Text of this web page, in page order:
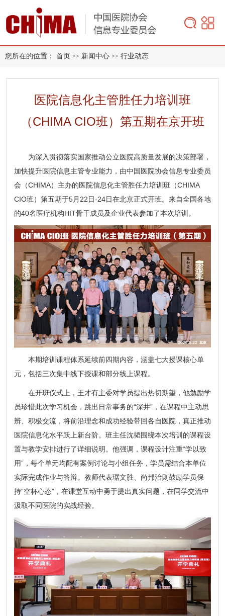
您所在的位置： 首页 >> 新闻中心 >> 行业动态
医院信息化主管胜任力培训班
（CHIMA CIO班）第五期在京开班
为深入贯彻落实国家推动公立医院高质量发展的决策部署，
加快提升医院信息主管专业能力，由中国医院协会信息专业委员
会（CHIMA）主办的医院信息化主管胜任力培训班（CHIMA
CIO班）第五期于5月22日-24日在北京正式开班。来自全国各地
的40名医疗机构HIT骨干成员及企业代表参加了本次培训。
本期培训课程体系延续前四期内容，涵盖七大授课核心单
元，包括三次集中线下授课和部分线上课程。
在开班仪式上，王才有主委对学员提出热切期望，他勉励学
员珍惜此次学习机会，跳出日常事务的“深井”，在课程中主动思
辨、积极交流，将前沿理念和成功经验带回各自医院，真正推动
医院信息化水平跃上新台阶。班主任沈韬围绕本次培训的课程设
置与教学安排进行了详细说明。他强调，课程设计注重“学以致
用”，每个单元均配有案例讨论与小组任务，学员需结合本单位
实际完成作业与答辩。教师代表琚文胜、尚邦治则鼓励学员保
持“空杯心态”，在课堂互动中勇于提出真实问题，在同学交流中
汲取不同医院的实战经验。